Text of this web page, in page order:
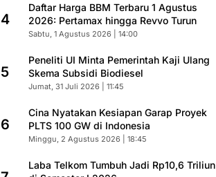
4
Daftar Harga BBM Terbaru 1 Agustus
2026: Pertamax hingga Revvo Turun
Sabtu, 1 Agustus 2026 | 14:00
5
Peneliti UI Minta Pemerintah Kaji Ulang
Skema Subsidi Biodiesel
Jumat, 31 Juli 2026 | 11:45
6
Cina Nyatakan Kesiapan Garap Proyek
PLTS 100 GW di Indonesia
Minggu, 2 Agustus 2026 | 18:45
Laba Telkom Tumbuh Jadi Rp10,6 Triliun